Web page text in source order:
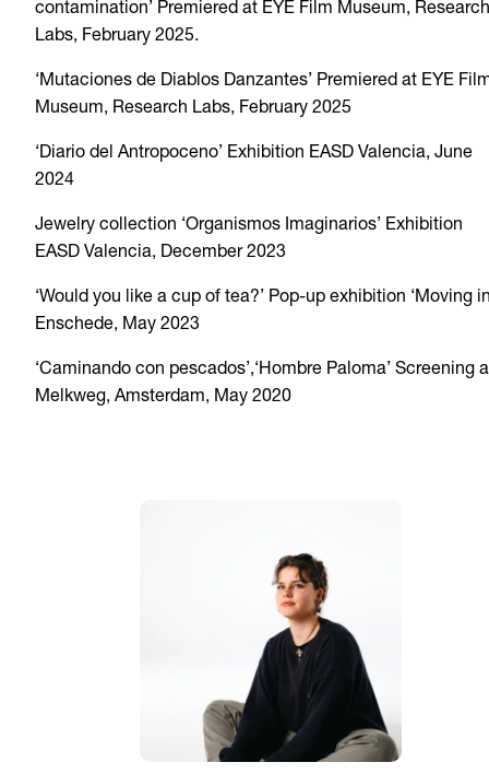
contamination’ Premiered at EYE Film Museum, Research
Labs, February 2025.
‘Mutaciones de Diablos Danzantes’ Premiered at EYE
Museum, Research Labs, February 2025
‘Diario del Antropoceno’ Exhibition EASD Valencia, June
2024
Jewelry collection ‘Organismos Imaginarios’ Exhibition
EASD Valencia, December 2023
‘Would you like a cup of tea?’ Pop-up exhibition ‘Moving
Enschede, May 2023
‘Caminando con pescados’,‘Hombre Paloma’ Screening
Melkweg, Amsterdam, May 2020